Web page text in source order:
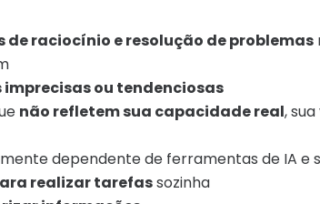
de raciocínio e resolução de problemas
imprecisas ou tendenciosas
não refletem sua capacidade real,
dependente de ferramentas de IA e
realizar tarefassozinha